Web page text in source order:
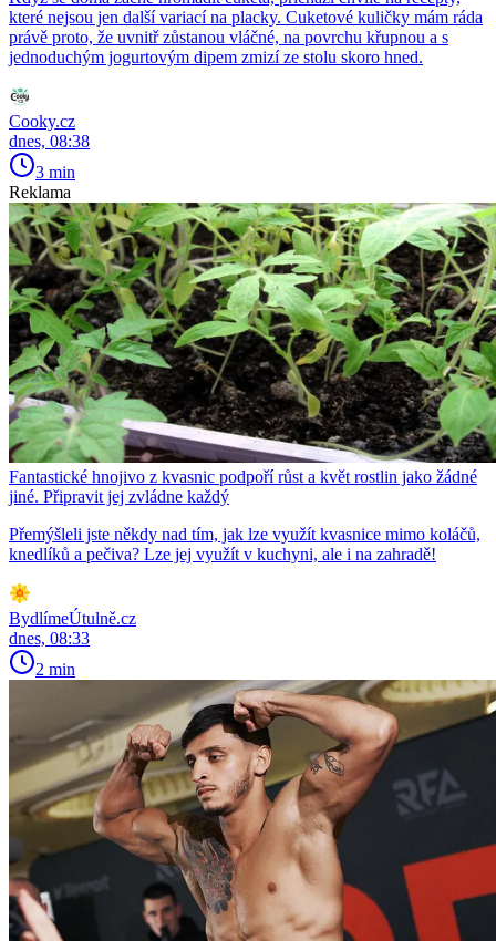
které nejsou jen další variací na placky. Cuketové kuličky mám ráda
právě proto, že uvnitř zůstanou vláčné, na povrchu křupnou a s
jednoduchým jogurtovým dipem zmizí ze stolu skoro hned.
Cooky.cz
dnes, 08:38
3 min
Reklama
Fantastické hnojivo z kvasnic podpoří růst a květ rostlin jako žádné
jiné. Připravit jej zvládne každý
Přemýšleli jste někdy nad tím, jak lze využít kvasnice mimo koláčů,
knedlíků a pečiva? Lze jej využít v kuchyni, ale i na zahradě!
BydlímeÚtulně.cz
dnes, 08:33
2 min